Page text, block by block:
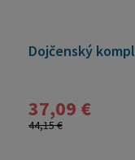
Dojčenský
37,09 €
44,15 €